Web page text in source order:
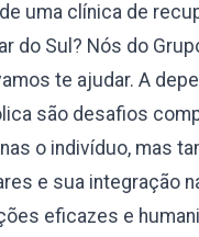
uma clínica de
do Sul? Nós do
te ajudar. A
são desafios
o indivíduo, mas
e sua integração
eficazes e